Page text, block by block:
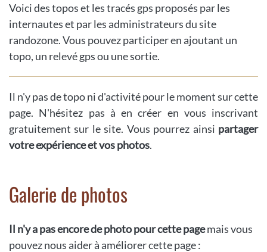
Voici des topos et les tracés gps proposés par les
internautes et par les administrateurs du site
randozone. Vous pouvez participer en ajoutant un
topo, un relevé gps ou une sortie.
Il n'y pas de topo ni d'activité pour le moment sur cette
page. N'hésitez pas à en créer en vous inscrivant
gratuitement sur le site. Vous pourrez ainsi partager
votre expérience et vos photos.
Galerie de photos
Il n'y a pas encore de photo pour cette pagemais vous
pouvez nous aider à améliorer cette page :